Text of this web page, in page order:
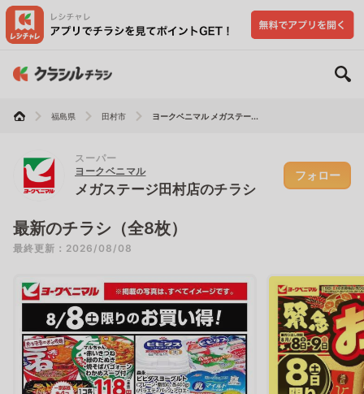
福島県 田村市 ヨークベニマル メガステー...
スーパー
ヨークベニマル
メガステージ田村店のチラシ
フォロー
最新のチラシ（全8枚）
最終更新：2026/08/08